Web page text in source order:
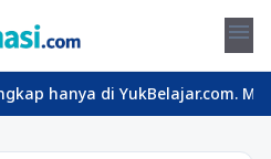
menu
di YukBelajar.com. Mulai